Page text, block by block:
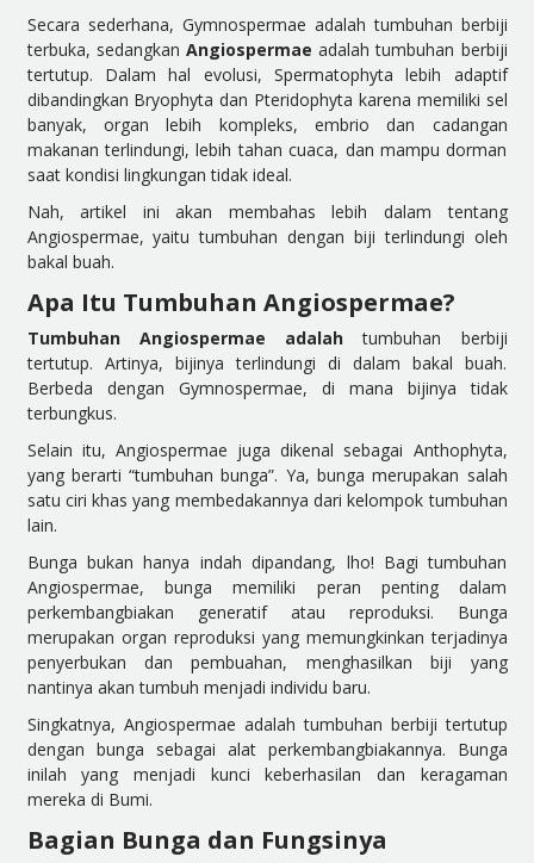
Secara sederhana, Gymnospermae adalah tumbuhan berbiji
terbuka, sedangkan Angiospermae adalah tumbuhan berbiji
tertutup. Dalam hal evolusi, Spermatophyta lebih adaptif
dibandingkan Bryophyta dan Pteridophyta karena memiliki sel
banyak, organ lebih kompleks, embrio dan cadangan
makanan terlindungi, lebih tahan cuaca, dan mampu dorman
saat kondisi lingkungan tidak ideal.
Nah, artikel ini akan membahas lebih dalam tentang
Angiospermae, yaitu tumbuhan dengan biji terlindungi oleh
bakal buah.
Apa Itu Tumbuhan Angiospermae?
Tumbuhan Angiospermae adalah tumbuhan berbiji
tertutup. Artinya, bijinya terlindungi di dalam bakal buah.
Berbeda dengan Gymnospermae, di mana bijinya tidak
terbungkus.
Selain itu, Angiospermae juga dikenal sebagai Anthophyta,
yang berarti “tumbuhan bunga”. Ya, bunga merupakan salah
satu ciri khas yang membedakannya dari kelompok tumbuhan
lain.
Bunga bukan hanya indah dipandang, lho! Bagi tumbuhan
Angiospermae, bunga memiliki peran penting dalam
perkembangbiakan generatif atau reproduksi. Bunga
merupakan organ reproduksi yang memungkinkan terjadinya
penyerbukan dan pembuahan, menghasilkan biji yang
nantinya akan tumbuh menjadi individu baru.
Singkatnya, Angiospermae adalah tumbuhan berbiji tertutup
dengan bunga sebagai alat perkembangbiakannya. Bunga
inilah yang menjadi kunci keberhasilan dan keragaman
mereka di Bumi.
Bagian Bunga dan Fungsinya